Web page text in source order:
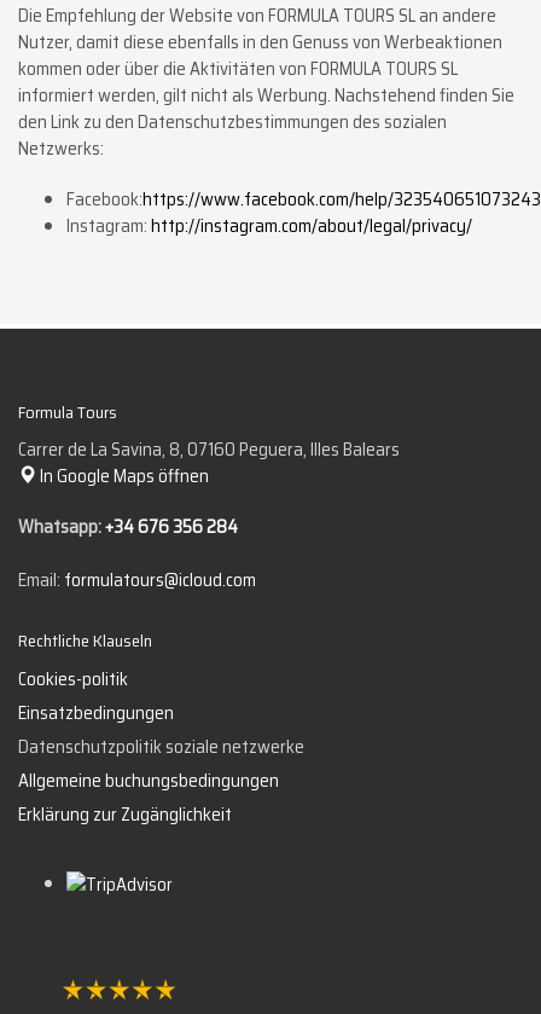
Die Empfehlung der Website von FORMULA TOURS SL an andere
Nutzer, damit diese ebenfalls in den Genuss von Werbeaktionen
kommen oder über die Aktivitäten von FORMULA TOURS SL
informiert werden, gilt nicht als Werbung. Nachstehend finden Sie
den Link zu den Datenschutzbestimmungen des sozialen
Netzwerks:
Facebook:https://www.facebook.com/help/
Instagram:http://instagram.com/about/legal/privacy/
Formula Tours
Carrer de La Savina, 8, 07160 Peguera, Illes Balears
In Google Maps öffnen
Whatsapp:+34 676 356 284
Email: formulatours@icloud.com
Rechtliche Klauseln
Cookies-politik
Einsatzbedingungen
Datenschutzpolitik soziale netzwerke
Allgemeine buchungsbedingungen
Erklärung zur Zugänglichkeit